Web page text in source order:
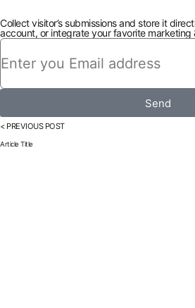
Collect visitor’s submissions and store it
account, or integrate your favorite marketing
Send
< PREVIOUS POST
Article Title